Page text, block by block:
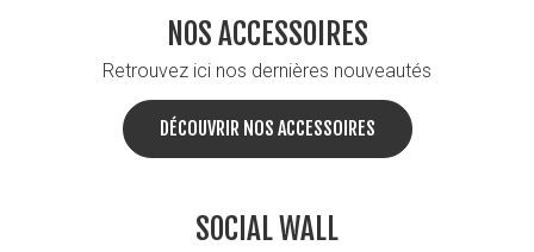
NOS ACCESSOIRES
Retrouvez ici nos dernières nouveautés
DÉCOUVRIR NOS ACCESSOIRES
SOCIAL WALL